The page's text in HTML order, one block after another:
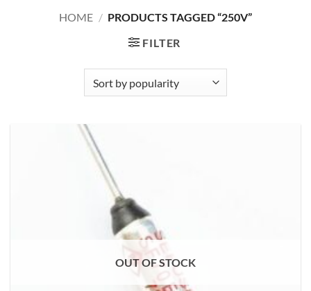
HOME / PRODUCTS TAGGED “250V”
FILTER
OUT OF STOCK